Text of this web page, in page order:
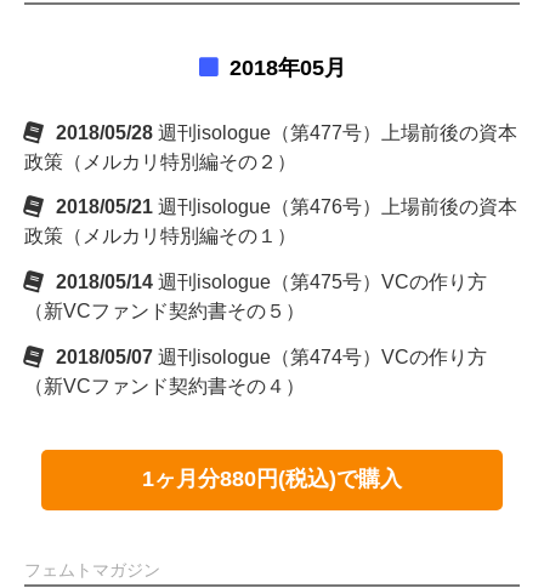
2018年05月
2018/05/28 週刊isologue（第477号）上場前後の資本
政策（メルカリ特別編その２）
2018/05/21 週刊isologue（第476号）上場前後の資本
政策（メルカリ特別編その１）
2018/05/14 週刊isologue（第475号）VCの作り方
（新VCファンド契約書その５）
2018/05/07 週刊isologue（第474号）VCの作り方
（新VCファンド契約書その４）
1ヶ月分880円(税込)で購入
フェムトマガジン